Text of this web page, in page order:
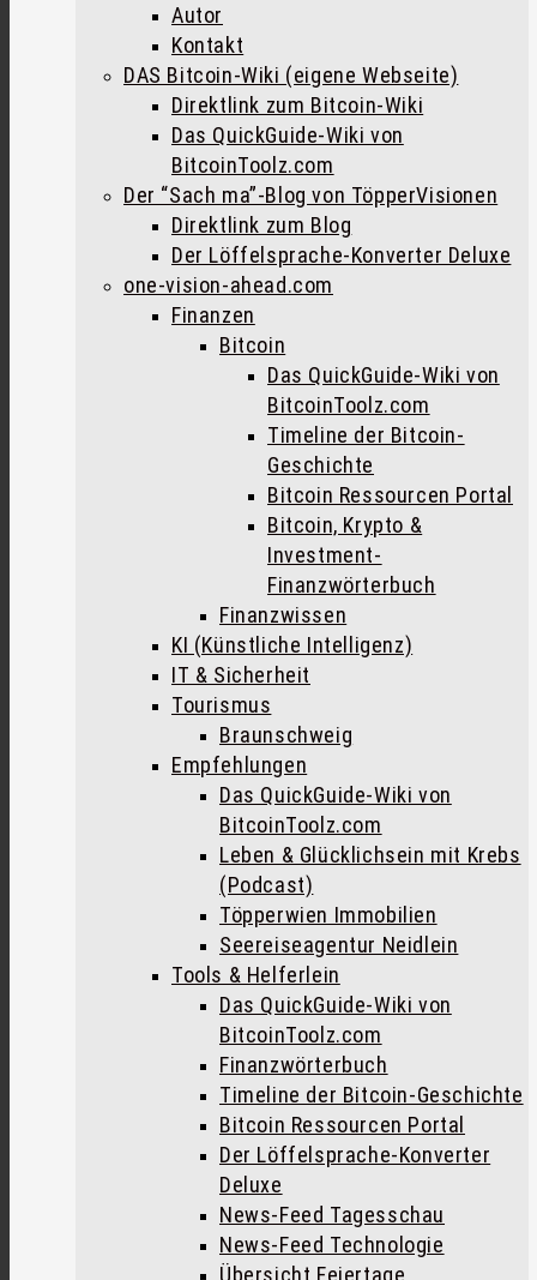
Autor
Kontakt
DAS Bitcoin-Wiki (eigene Webseite)
Direktlink zum Bitcoin-Wiki
Das QuickGuide-Wiki von
BitcoinToolz.com
Der “Sach ma”-Blog von TöpperVisionen
Direktlink zum Blog
Der Löffelsprache-Konverter Deluxe
one-vision-ahead.com
Finanzen
Bitcoin
Das QuickGuide-Wiki von
BitcoinToolz.com
Timeline der Bitcoin-
Geschichte
Bitcoin Ressourcen Portal
Bitcoin, Krypto &
Investment-
Finanzwörterbuch
Finanzwissen
KI (Künstliche Intelligenz)
IT & Sicherheit
Tourismus
Braunschweig
Empfehlungen
Das QuickGuide-Wiki von
BitcoinToolz.com
Leben & Glücklichsein mit Krebs
(Podcast)
Töpperwien Immobilien
Seereiseagentur Neidlein
Tools & Helferlein
Das QuickGuide-Wiki von
BitcoinToolz.com
Finanzwörterbuch
Timeline der Bitcoin-Geschichte
Bitcoin Ressourcen Portal
Der Löffelsprache-Konverter
Deluxe
News-Feed Tagesschau
News-Feed Technologie
Übersicht Feiertage